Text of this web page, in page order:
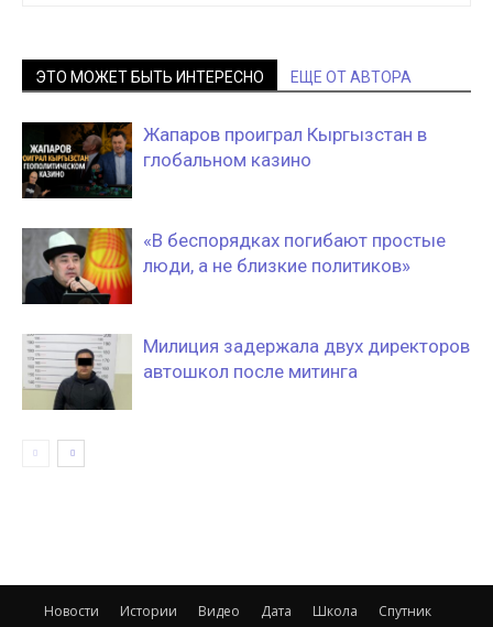
ЭТО МОЖЕТ БЫТЬ ИНТЕРЕСНО ЕЩЕ ОТ АВТОРА
Жапаров проиграл Кыргызстан в
глобальном казино
«В беспорядках погибают простые
люди, а не близкие политиков»
Милиция задержала двух директоров
автошкол после митинга
Новости Истории Видео Дата Школа
Спутник